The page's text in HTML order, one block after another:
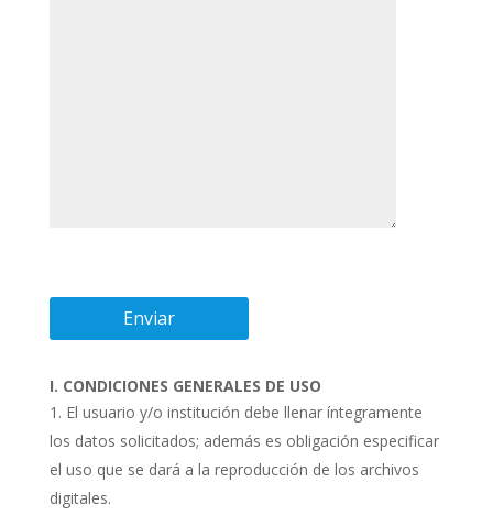
I. CONDICIONES GENERALES DE USO
El usuario y/o institución debe llenar íntegramente
los datos solicitados; además es obligación especificar
el uso que se dará a la reproducción de los archivos
digitales.